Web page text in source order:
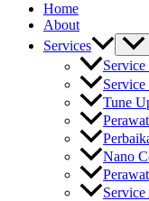
Home
About
Services
Tune
Nano